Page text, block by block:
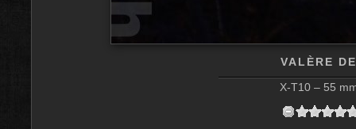
VALÈRE
X-T10 – 55